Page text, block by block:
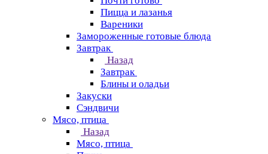
Пицца и лазанья
Вареники
Замороженные готовые блюда
Завтрак
Назад
Завтрак
Блины и оладьи
Закуски
Сэндвичи
Мясо, птица
Назад
Мясо, птица